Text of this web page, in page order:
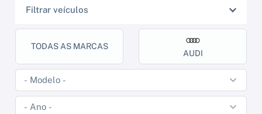
Filtrar veículos
TODAS AS MARCAS
AUDI